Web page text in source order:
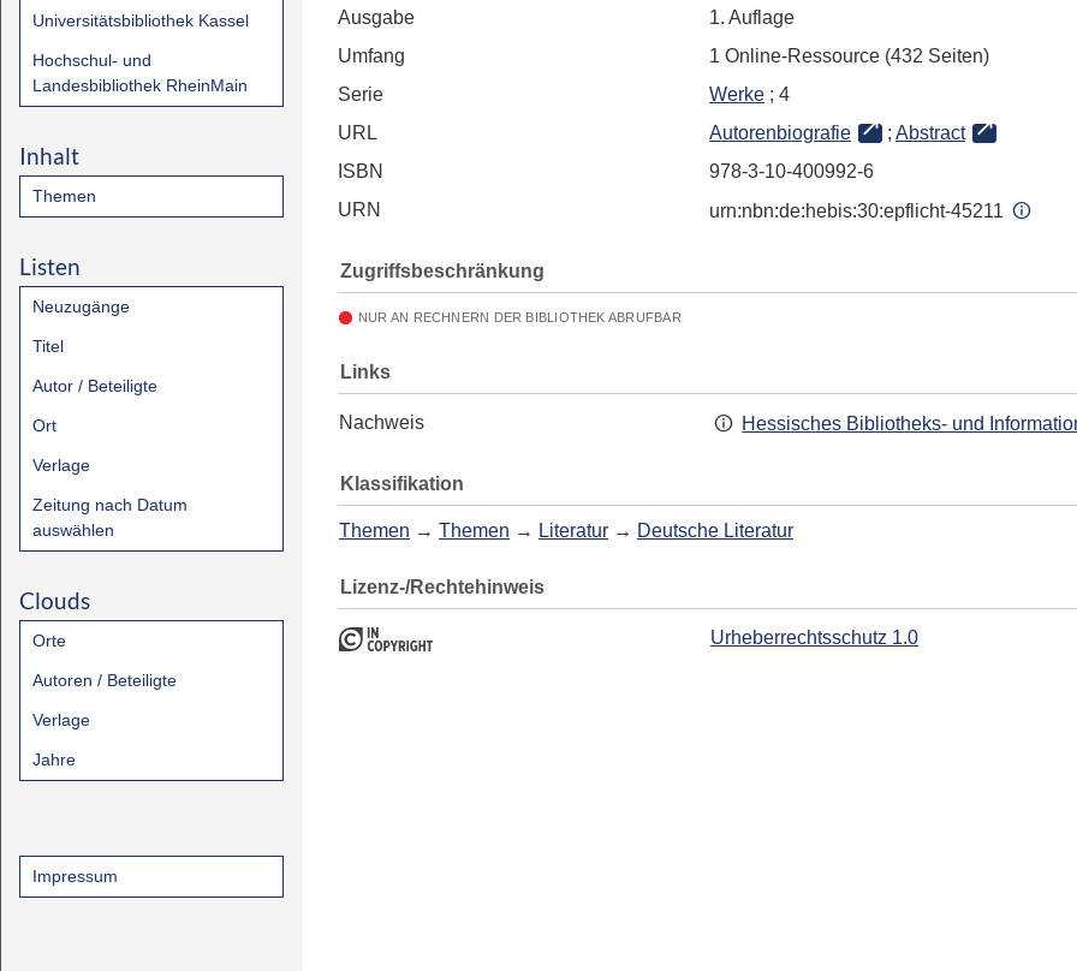
Universitätsbibliothek Kassel
Hochschul- und
Landesbibliothek RheinMain
Inhalt
Themen
Listen
Neuzugänge
Titel
Autor / Beteiligte
Ort
Verlage
Zeitung nach Datum
auswählen
Clouds
Orte
Autoren / Beteiligte
Verlage
Jahre
Impressum
Ausgabe
1. Auflage
Umfang
1 Online-Ressource (432 Seiten)
Serie
Werke ; 4
URL
Autorenbiografie ; Abstract
ISBN
978-3-10-400992-6
URN
urn:nbn:de:hebis:30:epflicht-45211
Zugriffsbeschränkung
NUR AN RECHNERN DER BIBLIOTHEK ABRUFBAR
Links
Nachweis Hessisches Bibliotheks- und
Klassifikation
Themen → Themen → Literatur → Deutsche Literatur
Lizenz-/Rechtehinweis
Urheberrechtsschutz 1.0